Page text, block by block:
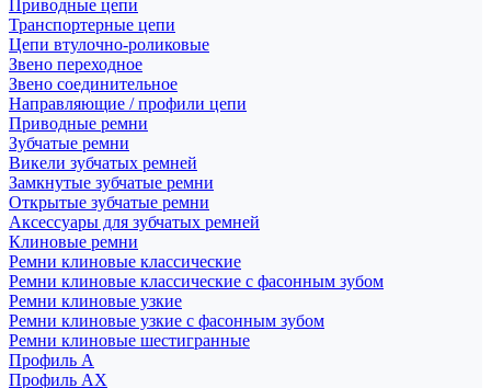
Приводные цепи
Транспортерные цепи
Цепи втулочно-роликовые
Звено переходное
Звено соединительное
Направляющие / профили цепи
Приводные ремни
Зубчатые ремни
Викели зубчатых ремней
Замкнутые зубчатые ремни
Открытые зубчатые ремни
Аксессуары для зубчатых ремней
Клиновые ремни
Ремни клиновые классические
Ремни клиновые классические с фасонным зубом
Ремни клиновые узкие
Ремни клиновые узкие с фасонным зубом
Ремни клиновые шестигранные
Профиль A
Профиль AX